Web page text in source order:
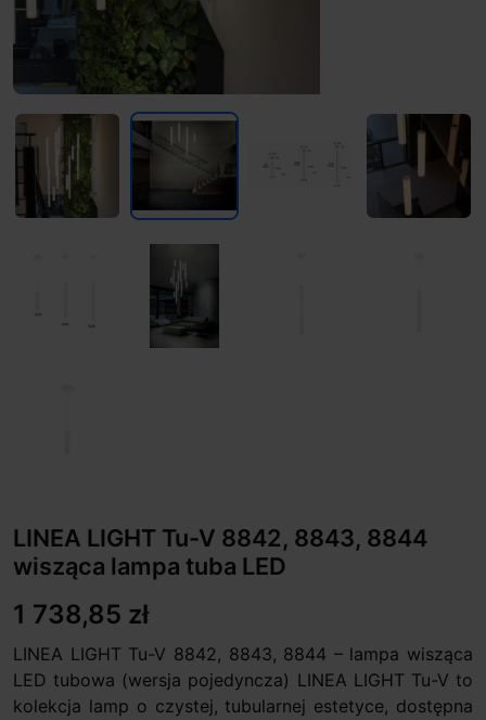
LINEA LIGHT Tu-V 8842, 8843, 8844
wisząca lampa tuba LED
1 738,85 zł
LINEA LIGHT Tu-V 8842, 8843, 8844 – lampa wisząca
LED tubowa (wersja pojedyncza) LINEA LIGHT Tu-V to
kolekcja lamp o czystej, tubularnej estetyce, dostępna